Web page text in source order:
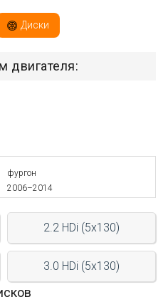
Диски
двигателя:
фургон
2006–2014
2.2 HDi (5x130)
3.0 HDi (5x130)